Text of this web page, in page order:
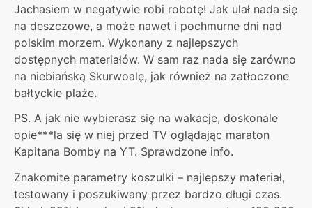
Jachasiem w negatywie robi robotę! Jak ulał nada się
na deszczowe, a może nawet i pochmurne dni nad
polskim morzem. Wykonany z najlepszych
dostępnych materiałów. W sam raz nada się zarówno
na niebiańską Skurwoalę, jak również na zatłoczone
bałtyckie plaże.
PS. A jak nie wybierasz się na wakacje, doskonale
opie***la się w niej przed TV oglądając maraton
Kapitana Bomby na YT. Sprawdzone info.
Znakomite parametry koszulki – najlepszy materiał,
testowany i poszukiwany przez bardzo długi czas.